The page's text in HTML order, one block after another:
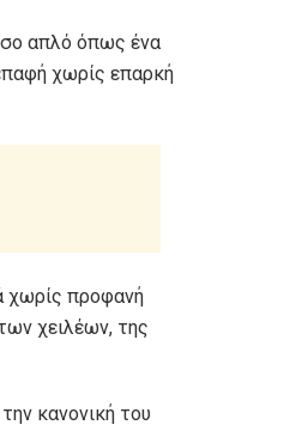
απλό όπως ένα
χωρίς επαρκή
χωρίς προφανή
χειλέων, της
κανονική του